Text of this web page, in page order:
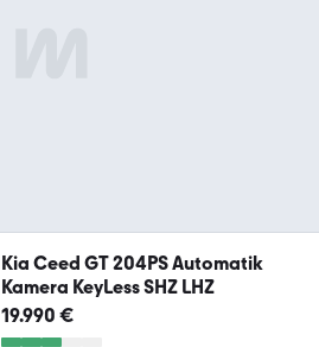
Kia Ceed GT 204PS Automatik
Kamera KeyLess SHZ LHZ
19.990 €